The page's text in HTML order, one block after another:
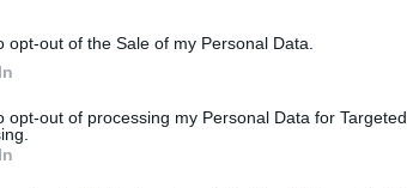
opt-out of the Sale of my Personal Data.
opt-out of processing my Personal Data for Targeted